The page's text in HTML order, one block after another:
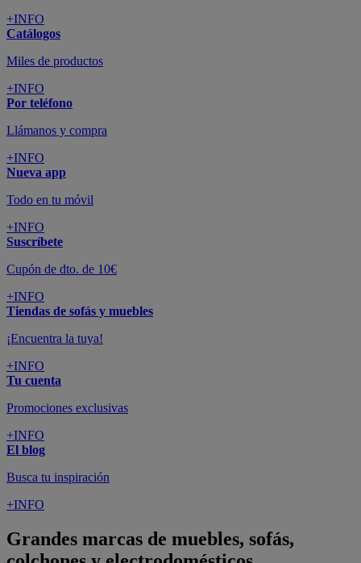
+INFO
Catálogos
Miles de productos
+INFO
Por teléfono
Llámanos y compra
+INFO
Nueva app
Todo en tu móvil
+INFO
Suscríbete
Cupón de dto. de 10€
+INFO
Tiendas de sofás y muebles
¡Encuentra la tuya!
+INFO
Tu cuenta
Promociones exclusivas
+INFO
El blog
Busca tu inspiración
+INFO
Grandes marcas de muebles, sofás,